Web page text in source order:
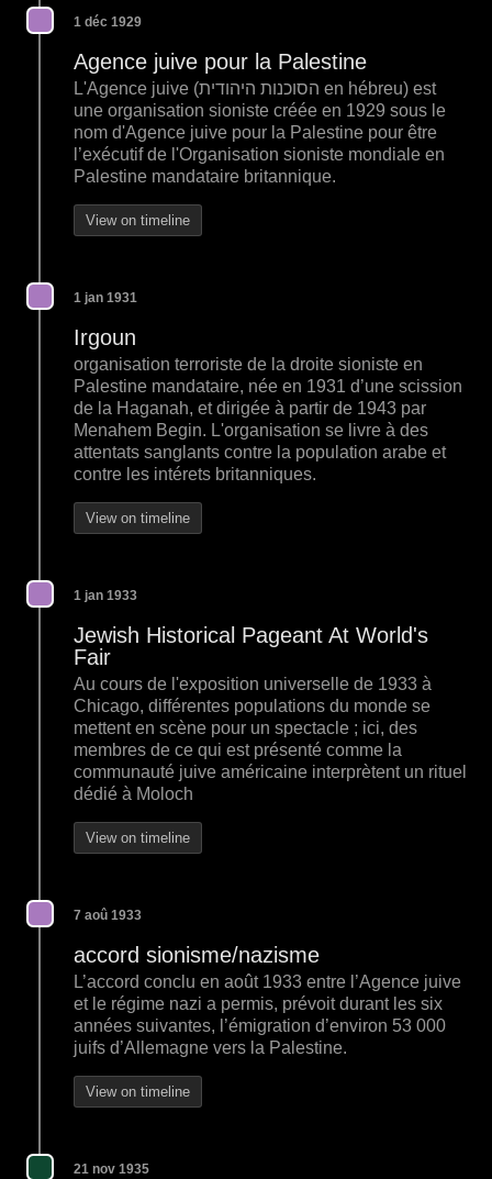
1 déc 1929
Agence juive pour la Palestine
L'Agence juive (הסוכנות היהודית en hébreu) est
une organisation sioniste créée en 1929 sous le
nom d'Agence juive pour la Palestine pour être
l’exécutif de l'Organisation sioniste mondiale en
Palestine mandataire britannique.
View on timeline
1 jan 1931
Irgoun
organisation terroriste de la droite sioniste en
Palestine mandataire, née en 1931 d’une scission
de la Haganah, et dirigée à partir de 1943 par
Menahem Begin. L'organisation se livre à des
attentats sanglants contre la population arabe et
contre les intérets britanniques.
View on timeline
1 jan 1933
Jewish Historical Pageant At World's
Fair
Au cours de l'exposition universelle de 1933 à
Chicago, différentes populations du monde se
mettent en scène pour un spectacle ; ici, des
membres de ce qui est présenté comme la
communauté juive américaine interprètent un rituel
dédié à Moloch
View on timeline
7 aoû 1933
accord sionisme/nazisme
L’accord conclu en août 1933 entre l’Agence juive
et le régime nazi a permis, prévoit durant les six
années suivantes, l’émigration d’environ 53 000
juifs d’Allemagne vers la Palestine.
View on timeline
21 nov 1935